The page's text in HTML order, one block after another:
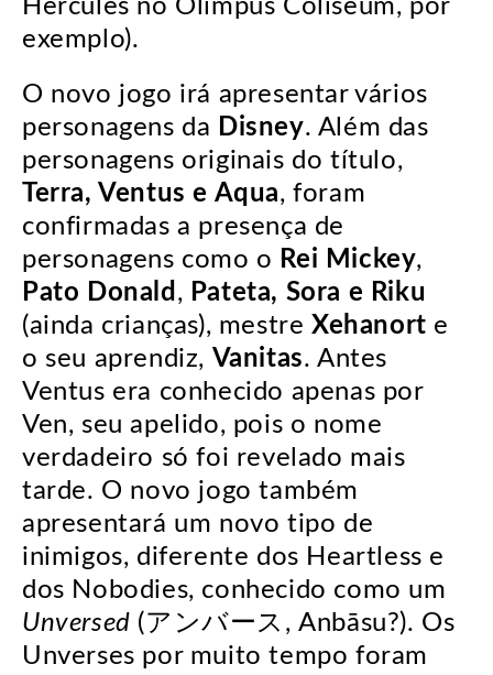
Hercules no Olimpus Coliseum, por
exemplo).
O novo jogo irá apresentar vários
personagens da Disney. Além das
personagens originais do título,
Terra, Ventus e Aqua, foram
confirmadas a presença de
personagens como o Rei Mickey,
Pato Donald , Pateta, Sora e Riku
(ainda crianças), mestre Xehanort e
o seu aprendiz, Vanitas. Antes
Ventus era conhecido apenas por
Ven, seu apelido, pois o nome
verdadeiro só foi revelado mais
tarde. O novo jogo também
apresentará um novo tipo de
inimigos, diferente dos Heartless e
dos Nobodies, conhecido como um
Unversed (アンバース, Anbāsu?). Os
Unverses por muito tempo foram